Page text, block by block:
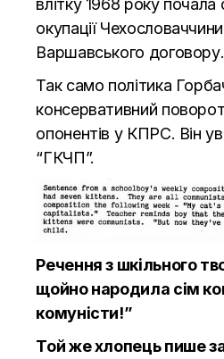
влітку 1968 року
окупації
Варшавського договору.
Так само політика
консервативний
опонентів у КПРС. Він
“ГКЧП”.
Речення з шкільного
щойно народила сім
комуністи!”
Той же хлопець пише